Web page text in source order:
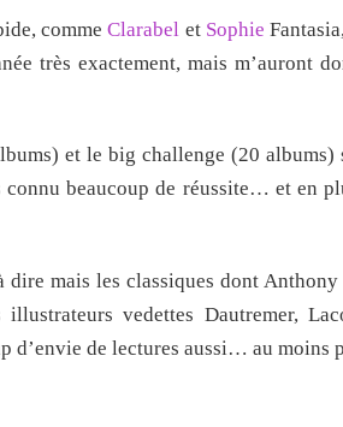
commeClarabel et Sophie
très exactement, mais m’auront
et le big challenge (20
beaucoup de réussite… et en
dire mais les classiques dont
vedettes Dautremer,
d’envie de lectures aussi… au moins